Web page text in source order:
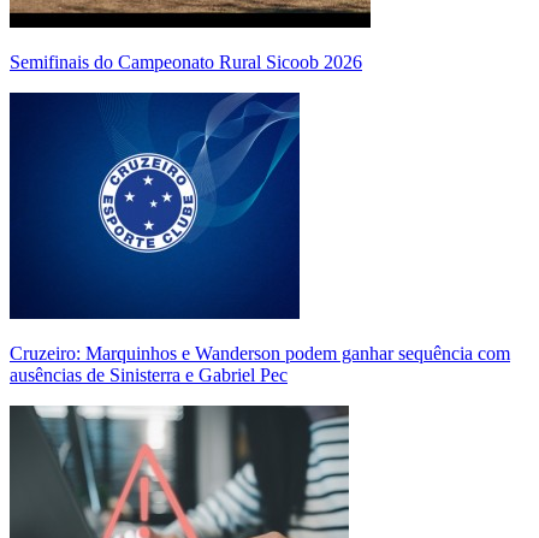
Semifinais do Campeonato Rural Sicoob 2026
Cruzeiro: Marquinhos e Wanderson podem ganhar sequência com
ausências de Sinisterra e Gabriel Pec